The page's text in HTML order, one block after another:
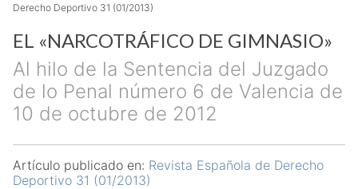
Derecho Deportivo 31 (01/2013)
EL «NARCOTRÁFICO DE GIMNASIO»
Al hilo de la Sentencia del Juzgado
de lo Penal número 6 de Valencia de
10 de octubre de 2012
Artículo publicado en: Revista Española de Derecho
Deportivo 31 (01/2013)